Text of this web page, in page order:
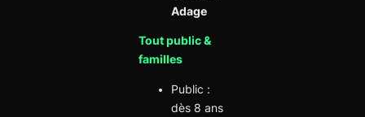
Adage
Tout public &
familles
Public :
dès 8 ans